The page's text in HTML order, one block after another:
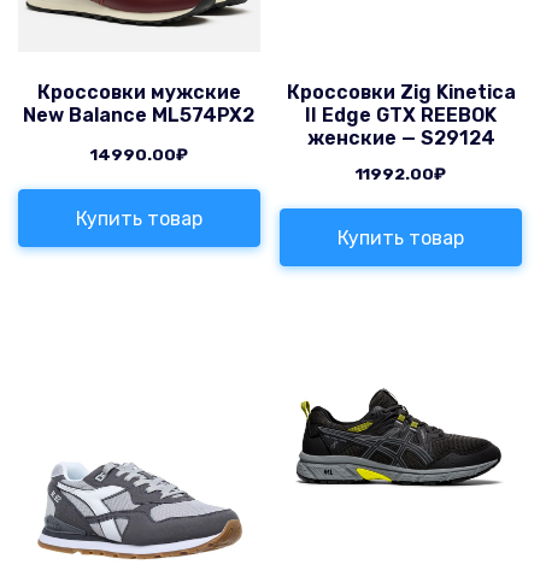
Кроссовки мужские
New Balance ML574PX2
14990.00₽
Купить товар
Кроссовки Zig Kinetica
II Edge GTX REEBOK
женские — S29124
11992.00₽
Купить товар